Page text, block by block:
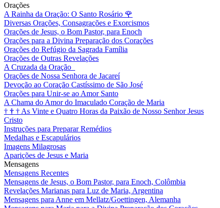
Orações
A Rainha da Oração: O Santo Rosário 🌹
Diversas Orações, Consagrações e Exorcismos
Orações de Jesus, o Bom Pastor, para Enoch
Orações para a Divina Preparação dos Corações
Orações do Refúgio da Sagrada Família
Orações de Outras Revelações
A Cruzada da Oração
Orações de Nossa Senhora de Jacareí
Devoção ao Coração Castíssimo de São José
Orações para Unir-se ao Amor Santo
A Chama do Amor do Imaculado Coração de Maria
† † † As Vinte e Quatro Horas da Paixão de Nosso Senhor Jesus
Cristo
Instruções para Preparar Remédios
Medalhas e Escapulários
Imagens Milagrosas
Aparições de Jesus e Maria
Mensagens
Mensagens Recentes
Mensagens de Jesus, o Bom Pastor, para Enoch, Colômbia
Revelações Marianas para Luz de Maria, Argentina
Mensagens para Anne em Mellatz/Goettingen, Alemanha